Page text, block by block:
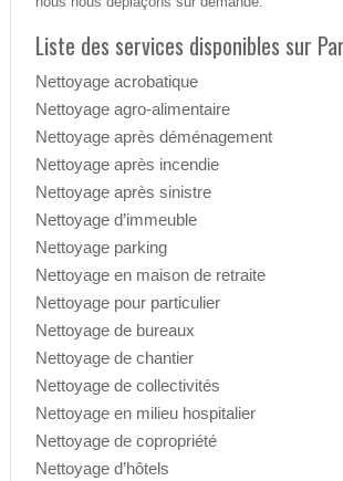
Liste des services disponibles sur
Nettoyage acrobatique
Nettoyage agro-alimentaire
Nettoyage après déménagement
Nettoyage après incendie
Nettoyage après sinistre
Nettoyage d’immeuble
Nettoyage parking
Nettoyage en maison de retraite
Nettoyage pour particulier
Nettoyage de bureaux
Nettoyage de chantier
Nettoyage de collectivités
Nettoyage en milieu hospitalier
Nettoyage de copropriété
Nettoyage d’hôtels